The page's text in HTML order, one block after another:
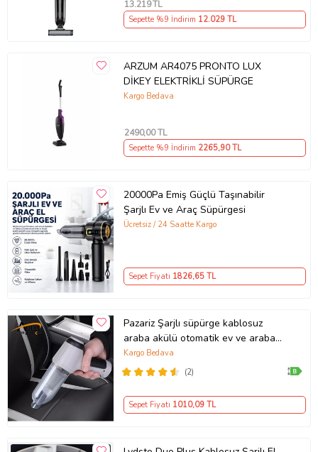
13.219TL
Sepette %9 İndirim 12.029TL
ARZUM AR4075 PRONTO LUX
DİKEY ELEKTRİKLİ SÜPÜRGE
Kargo Bedava
2490,00 TL
Sepette %9 İndirim 2265,90 TL
20000Pa Emiş Güçlü Taşınabilir
Şarjlı Ev ve Araç Süpürgesi
Ücretsiz / 24 Saatte Kargo
Sepet Fiyatı 1826,65 TL
Pazariz Şarjlı süpürge kablosuz
araba akülü otomatik ev ve araba
Mini kuru vakum süpürge (Beyaz)
(2)
Kargo Bedava
Sepet Fiyatı 1010,09 TL